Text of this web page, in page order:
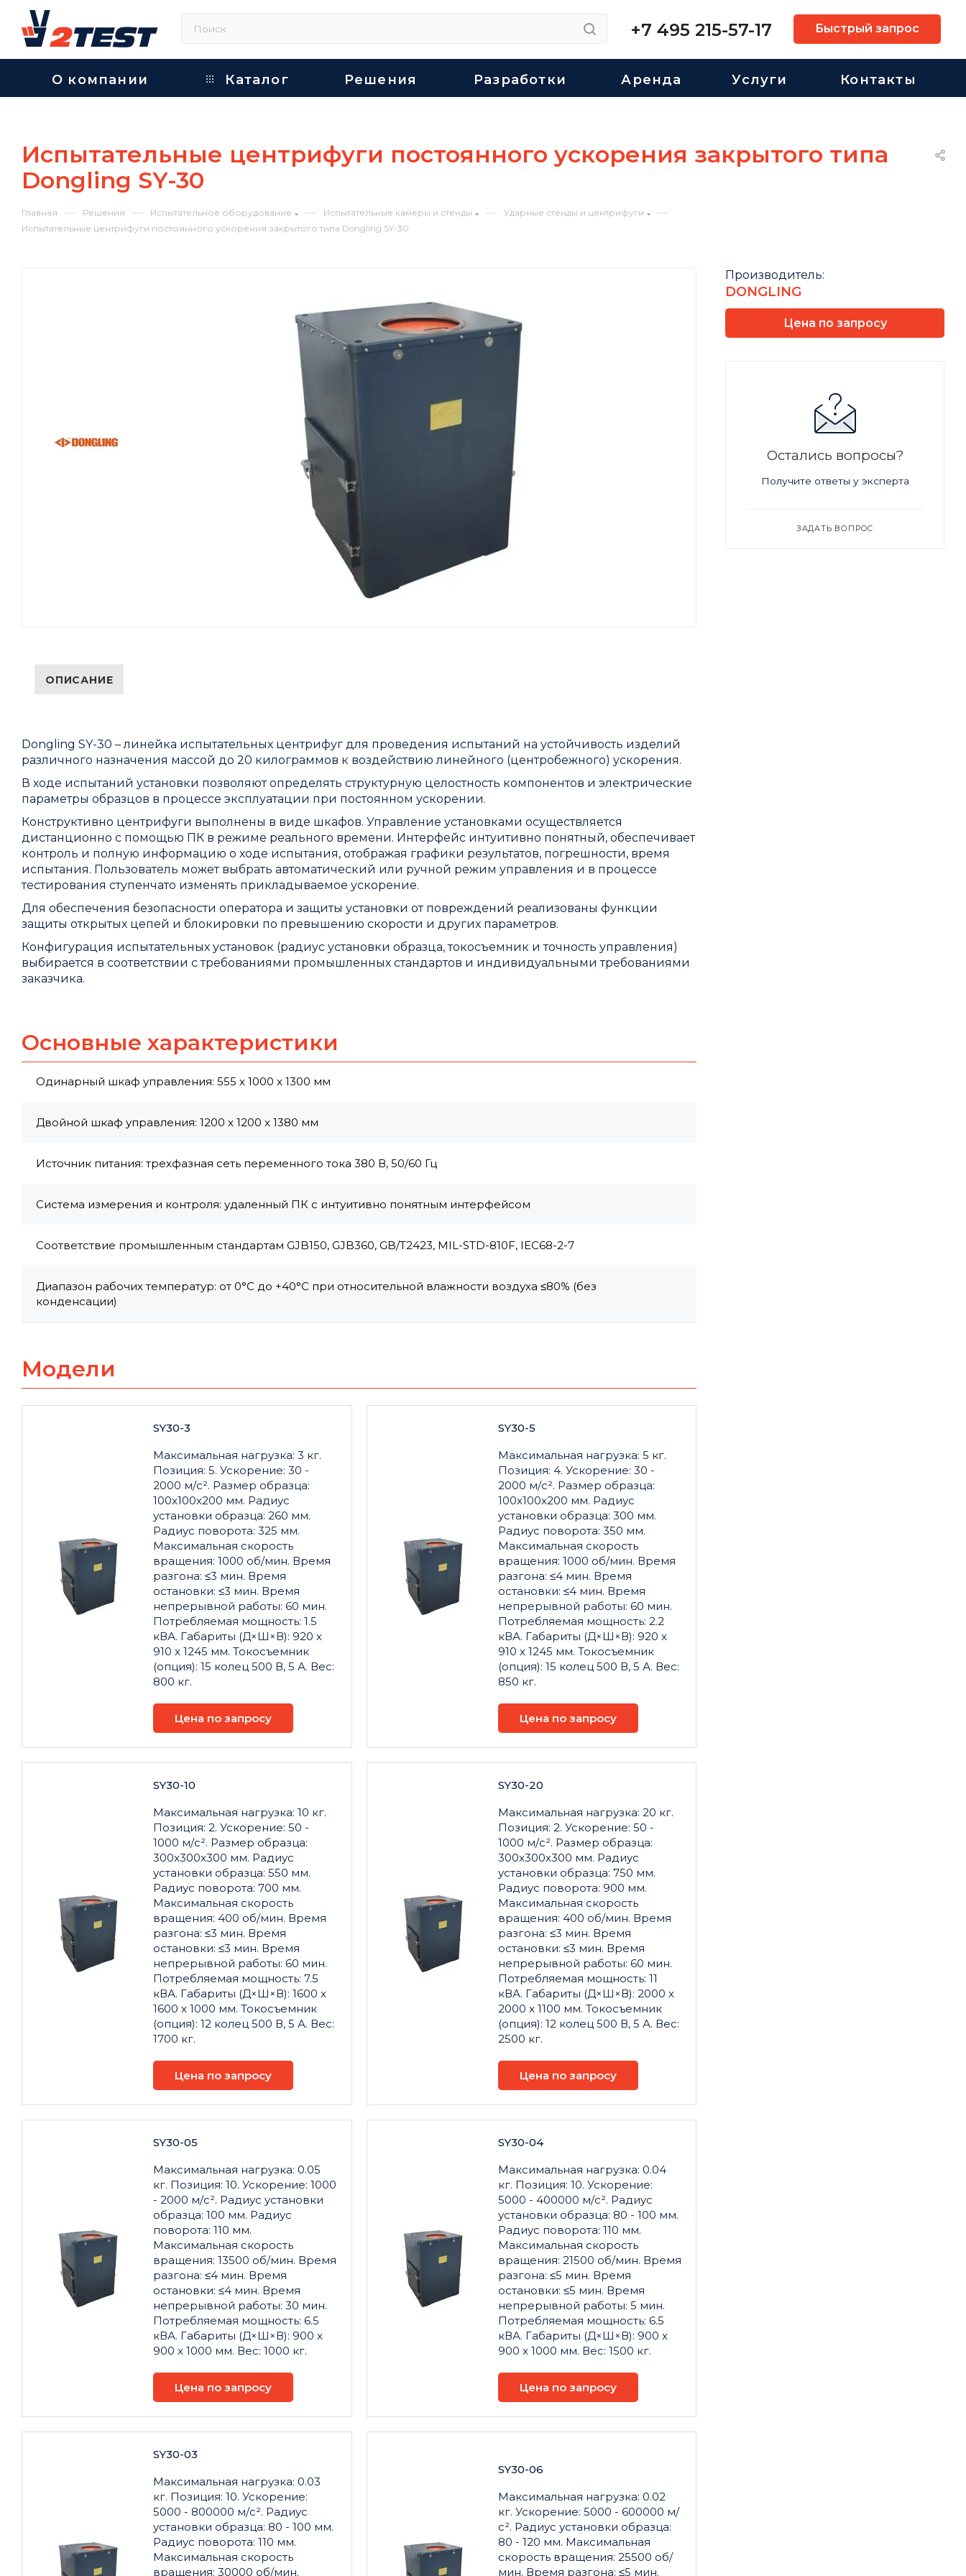
+7 495 215-57-17 Быстрый запрос
О компании Каталог Решения Разработки Аренда Услуги Контакты
Испытательные центрифуги постоянного ускорения закрытого типа
Dongling SY-30
Главная — Решения — Испытательное оборудование — Испытательные камеры и стенды — Ударные стенды и центрифуги —
Испытательные центрифуги постоянного ускорения закрытого типа Dongling SY-30
ОПИСАНИЕ
Dongling SY-30 – линейка испытательных центрифуг для проведения испытаний на устойчивость изделий
различного назначения массой до 20 килограммов к воздействию линейного (центробежного) ускорения.
В ходе испытаний установки позволяют определять структурную целостность компонентов и электрические
параметры образцов в процессе эксплуатации при постоянном ускорении.
Конструктивно центрифуги выполнены в виде шкафов. Управление установками осуществляется
дистанционно с помощью ПК в режиме реального времени. Интерфейс интуитивно понятный, обеспечивает
контроль и полную информацию о ходе испытания, отображая графики результатов, погрешности, время
испытания. Пользователь может выбрать автоматический или ручной режим управления и в процессе
тестирования ступенчато изменять прикладываемое ускорение.
Для обеспечения безопасности оператора и защиты установки от повреждений реализованы функции
защиты открытых цепей и блокировки по превышению скорости и других параметров.
Конфигурация испытательных установок (радиус установки образца, токосъемник и точность управления)
выбирается в соответствии с требованиями промышленных стандартов и индивидуальными требованиями
заказчика.
Основные характеристики
Одинарный шкаф управления: 555 x 1000 x 1300 мм
Двойной шкаф управления: 1200 x 1200 x 1380 мм
Источник питания: трехфазная сеть переменного тока 380 В, 50/60 Гц
Система измерения и контроля: удаленный ПК с интуитивно понятным интерфейсом
Соответствие промышленным стандартам GJB150, GJB360, GB/T2423, MIL-STD-810F, IEC68-2-7
Диапазон рабочих температур: от 0°C до +40°C при относительной влажности воздуха ≤80% (без
конденсации)
Модели
SY30-3
Максимальная нагрузка: 3 кг.
Позиция: 5. Ускорение: 30 -
2000 м/с². Размер образца:
100x100x200 мм. Радиус
установки образца: 260 мм.
Радиус поворота: 325 мм.
Максимальная скорость
вращения: 1000 об/мин. Время
разгона: ≤3 мин. Время
остановки: ≤3 мин. Время
непрерывной работы: 60 мин.
Потребляемая мощность: 1.5
кВА. Габариты (Д×Ш×В): 920 x
910 x 1245 мм. Токосъемник
(опция): 15 колец 500 В, 5 А. Вес:
800 кг.
Цена по запросу
SY30-5
Максимальная нагрузка: 5 кг.
Позиция: 4. Ускорение: 30 -
2000 м/с². Размер образца:
100x100x200 мм. Радиус
установки образца: 300 мм.
Радиус поворота: 350 мм.
Максимальная скорость
вращения: 1000 об/мин. Время
разгона: ≤4 мин. Время
остановки: ≤4 мин. Время
непрерывной работы: 60 мин.
Потребляемая мощность: 2.2
кВА. Габариты (Д×Ш×В): 920 x
910 x 1245 мм. Токосъемник
(опция): 15 колец 500 В, 5 А. Вес:
850 кг.
Цена по запросу
SY30-10
Максимальная нагрузка: 10 кг.
Позиция: 2. Ускорение: 50 -
1000 м/с². Размер образца:
300x300x300 мм. Радиус
установки образца: 550 мм.
Радиус поворота: 700 мм.
Максимальная скорость
вращения: 400 об/мин. Время
разгона: ≤3 мин. Время
остановки: ≤3 мин. Время
непрерывной работы: 60 мин.
Потребляемая мощность: 7.5
кВА. Габариты (Д×Ш×В): 1600 x
1600 x 1000 мм. Токосъемник
(опция): 12 колец 500 В, 5 А. Вес:
1700 кг.
Цена по запросу
SY30-20
Максимальная нагрузка: 20 кг.
Позиция: 2. Ускорение: 50 -
1000 м/с². Размер образца:
300x300x300 мм. Радиус
установки образца: 750 мм.
Радиус поворота: 900 мм.
Максимальная скорость
вращения: 400 об/мин. Время
разгона: ≤3 мин. Время
остановки: ≤3 мин. Время
непрерывной работы: 60 мин.
Потребляемая мощность: 11
кВА. Габариты (Д×Ш×В): 2000 x
2000 x 1100 мм. Токосъемник
(опция): 12 колец 500 В, 5 А. Вес:
2500 кг.
Цена по запросу
SY30-05
Максимальная нагрузка: 0.05
кг. Позиция: 10. Ускорение: 1000
- 2000 м/с². Радиус установки
образца: 100 мм. Радиус
поворота: 110 мм.
Максимальная скорость
вращения: 13500 об/мин. Время
разгона: ≤4 мин. Время
остановки: ≤4 мин. Время
непрерывной работы: 30 мин.
Потребляемая мощность: 6.5
кВА. Габариты (Д×Ш×В): 900 x
900 x 1000 мм. Вес: 1000 кг.
Цена по запросу
SY30-04
Максимальная нагрузка: 0.04
кг. Позиция: 10. Ускорение:
5000 - 400000 м/с². Радиус
установки образца: 80 - 100 мм.
Радиус поворота: 110 мм.
Максимальная скорость
вращения: 21500 об/мин. Время
разгона: ≤5 мин. Время
остановки: ≤5 мин. Время
непрерывной работы: 5 мин.
Потребляемая мощность: 6.5
кВА. Габариты (Д×Ш×В): 900 x
900 x 1000 мм. Вес: 1500 кг.
Цена по запросу
SY30-03
Максимальная нагрузка: 0.03
кг. Позиция: 10. Ускорение:
5000 - 800000 м/с². Радиус
установки образца: 80 - 100 мм.
Радиус поворота: 110 мм.
Максимальная скорость
вращения: 30000 об/мин.
SY30-06
Максимальная нагрузка: 0.02
кг. Ускорение: 5000 - 600000 м/
с². Радиус установки образца:
80 - 120 мм. Максимальная
скорость вращения: 25500 об/
мин. Время разгона: ≤5 мин.
Производитель:
DONGLING
Цена по запросу
Остались вопросы?
Получите ответы у эксперта
ЗАДАТЬ ВОПРОС